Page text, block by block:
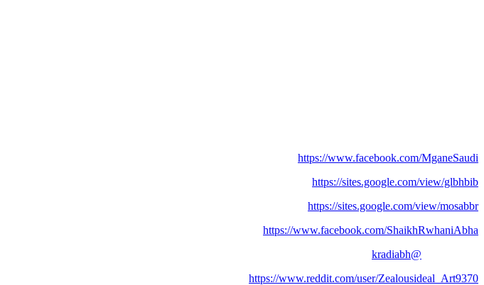
https://www.facebook.com/MganeSaudi
https://sites.google.com/view/glbhbib
https://sites.google.com/view/mosabbr
https://www.facebook.com/ShaikhRwhaniAbha
@kradiabh
https://www.reddit.com/user/Zealousideal_Art9370